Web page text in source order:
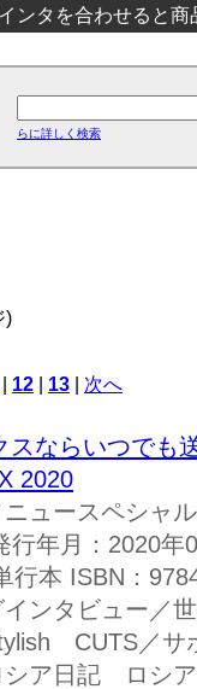
ンタを合わせると
らに詳しく検索
)
12 13 次へ
スならいつでも
2020
ュースペシャ
行年月：2020
行本 ISBN：
ンタビュー／
CUTS／サ
シア日記 ロシ